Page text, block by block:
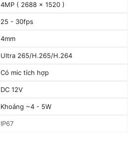
4MP ( 2688 x 1520 )
25 - 30fps
4mm
Ultra 265/H.265/H.264
Có mic tích hợp
DC 12V
Khoảng ~4 - 5W
IP67